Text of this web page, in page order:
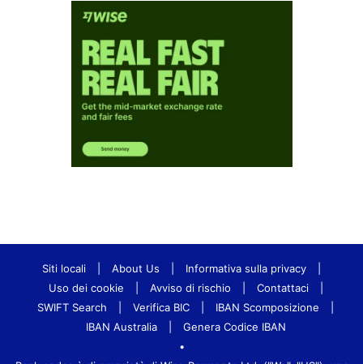
Siti locali About Us Informativa sulla privacy
Uso dei cookie
Avviso di rischio Contattaci
SWIFT Search
Verifica BIC IBAN Scomposizione
IBAN Australia
Genera Codice IBAN
•